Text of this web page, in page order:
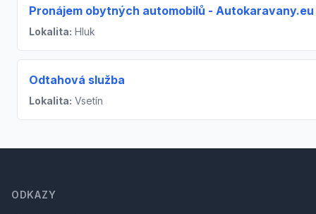
Pronájem obytných automobilů - Autokaravany.eu
Lokalita: Hluk
Odtahová služba
Lokalita: Vsetín
ODKAZY